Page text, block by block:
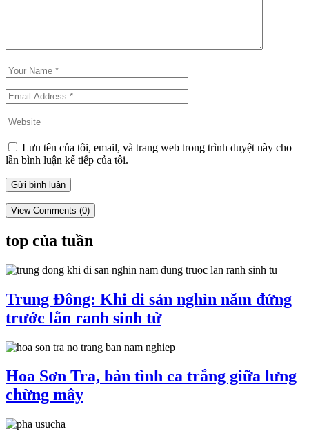
Lưu tên của tôi, email, và trang web trong trình duyệt này cho
lần bình luận kế tiếp của tôi.
View Comments (0)
top của tuần
Trung Đông: Khi di sản nghìn năm đứng
trước lằn ranh sinh tử
Hoa Sơn Tra, bản tình ca trắng giữa lưng
chừng mây